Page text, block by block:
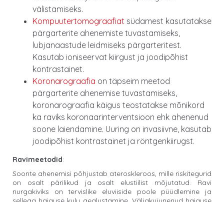
välistamiseks.
Kompuutertomograafiat südamest kasutatakse
pärgarterite ahenemiste tuvastamiseks,
lubjanaastude leidmiseks pärgarteritest.
Kasutab ioniseervat kiirgust ja joodipõhist
kontrastainet.
Koronarograafia on täpseim meetod
pärgarterite ahenemise tuvastamiseks,
koronarograafia käigus teostatakse mõnikord
ka raviks koronaarinterventsioon ehk ahenenud
soone laiendamine. Uuring on invasiivne, kasutab
joodipõhist kontrastainet ja röntgenkiirugst.
Ravimeetodid:
Soonte ahenemisi põhjustab ateroskleroos, mille riskitegurid
on osalt pärilikud ja osalt elustiilist mõjutatud. Ravi
nurgakiviks on tervislike eluviiside poole püüdlemine ja